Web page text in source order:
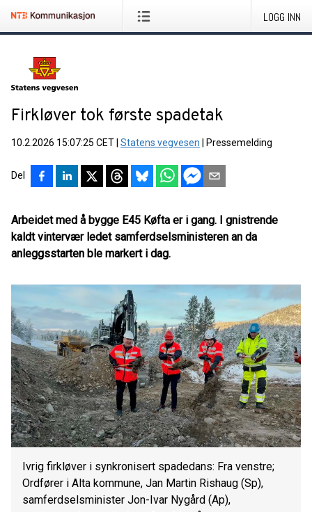
LOGG INN
Firkløver tok første spadetak
10.2.2026 15:07:25 CET Statens vegvesen Pressemelding
Del
Arbeidet med å bygge E45 Køfta er i gang. I gnistrende
kaldt vintervær ledet samferdselsministeren an da
anleggsstarten ble markert i dag.
Ivrig firkløver i synkronisert spadedans: Fra venstre;
Ordfører i Alta kommune, Jan Martin Rishaug (Sp),
samferdselsminister Jon-Ivar Nygård (Ap),